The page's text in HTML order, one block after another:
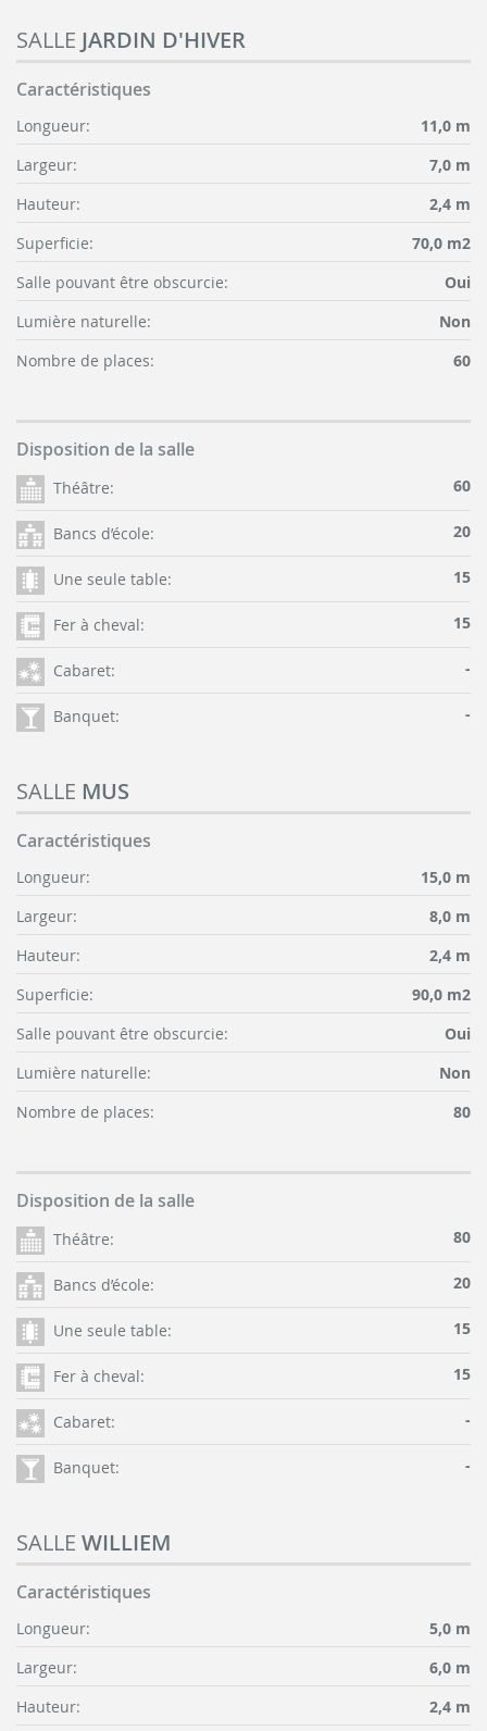
SALLE JARDIN D'HIVER
Caractéristiques
Longueur:
11,0 m
Largeur:
7,0 m
Hauteur:
2,4 m
Superficie:
70,0 m2
Salle pouvant être obscurcie:
Oui
Lumière naturelle:
Non
Nombre de places:
60
Disposition de la salle
Théâtre: 60
Bancs d’école: 20
Une seule table: 15
Fer à cheval: 15
Cabaret: -
Banquet: -
SALLE MUS
Caractéristiques
Longueur:
15,0 m
Largeur:
8,0 m
Hauteur:
2,4 m
Superficie:
90,0 m2
Salle pouvant être obscurcie:
Oui
Lumière naturelle:
Non
Nombre de places:
80
Disposition de la salle
Théâtre: 80
Bancs d’école: 20
Une seule table: 15
Fer à cheval: 15
Cabaret: -
Banquet: -
SALLE WILLIEM
Caractéristiques
Longueur:
5,0 m
Largeur:
6,0 m
Hauteur:
2,4 m